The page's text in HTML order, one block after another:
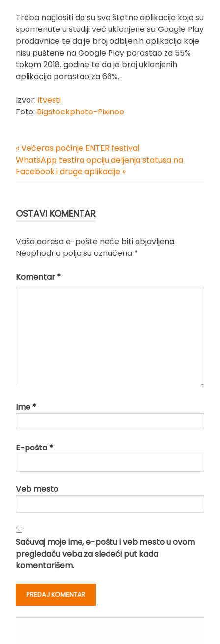
Treba naglasiti da su sve štetne aplikacije koje su
spomenute u studiji već uklonjene sa Google Play
prodavnice te da je broj odbijenih aplikacija koje
nisu puštene na Google Play porastao za 55%
tokom 2018. godine te da je broj uklonjenih
aplikacija porastao za 66%.
Izvor: itvesti
Foto: Bigstockphoto-Pixinoo
Kretanje
članka
« Večeras počinje ENTER festival
WhatsApp testira opciju deljenja statusa na
Facebook i druge aplikacije »
OSTAVI KOMENTAR
Vaša adresa e-pošte neće biti objavljena.
Neophodna polja su označena *
Komentar *
Ime *
E-pošta *
Veb mesto
Sačuvaj moje ime, e-poštu i veb mesto u ovom
pregledaču veba za sledeći put kada
komentarišem.